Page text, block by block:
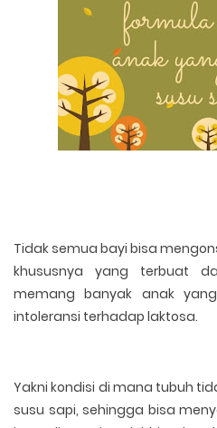
Tidak semua bayi bisa
khususnya yang terbuat
memang banyak anak
intoleransi terhadap laktosa.
Yakni kondisi di mana tubuh
susu sapi, sehingga bisa